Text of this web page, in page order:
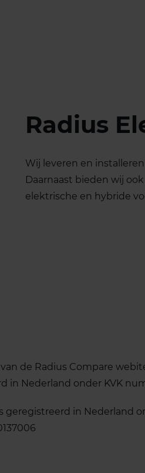
Radius
Wij leveren en
Daarnaast bieden wij
elektrische en hybride
de Radius Compare
in Nederland onder KVK
geregistreerd in Nederland